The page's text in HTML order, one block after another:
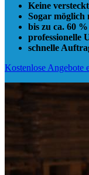
Keine
Sogar möglich
bis zu ca. 60
professionelle
schnelle
Kostenlose Angebote